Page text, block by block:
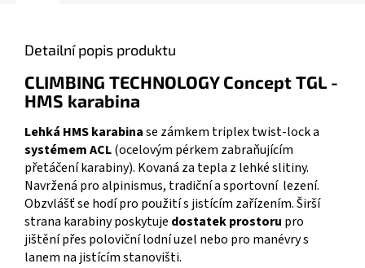
Detailní popis produktu
CLIMBING TECHNOLOGY Concept TGL -
HMS karabina
Lehká HMS karabinase zámkem triplex twist-lock a
systémem ACL(ocelovým pérkem zabraňujícím
přetáčení karabiny). Kovaná za tepla z lehké slitiny.
Navržená pro alpinismus, tradiční a sportovní lezení.
Obzvlášť se hodí pro použití s jistícím zařízením. Širší
strana karabiny poskytuje dostatek prostoru pro
jištění přes poloviční lodní uzel nebo pro manévry s
lanem na jistícím stanovišti.